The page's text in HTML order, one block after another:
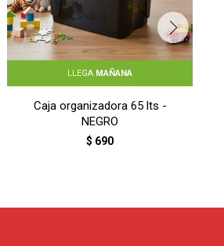
LLEGA MAÑANA
Caja organizadora 65 lts -
NEGRO
$ 690